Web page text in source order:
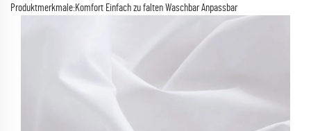
Produktmerkmale:Komfort Einfach zu falten Waschbar Anpassbar